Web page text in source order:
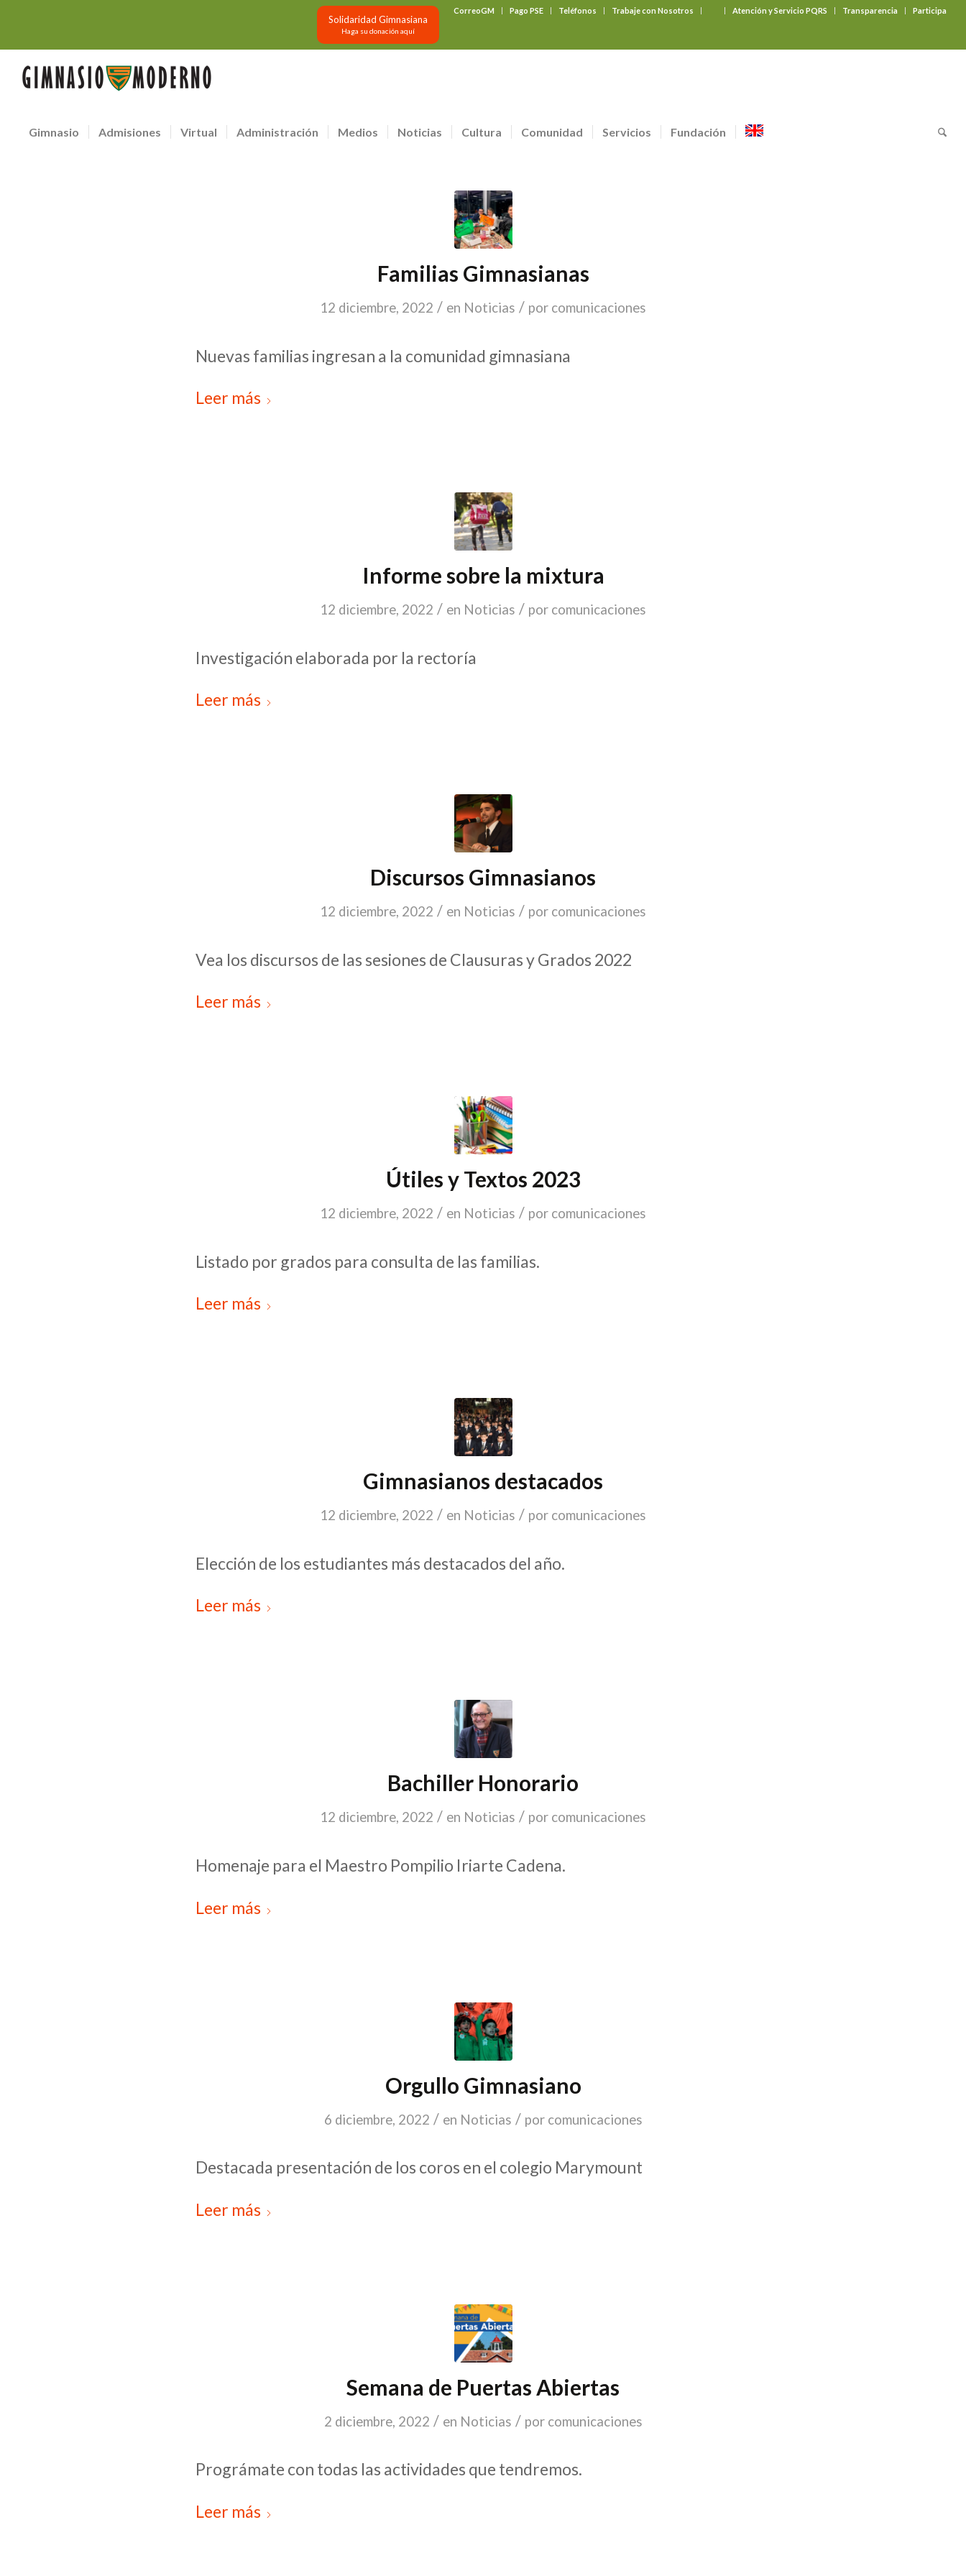
CorreoGM Pago PSE Teléfonos Trabaje con Nosotros Atención y Servicio PQRS Transparencia Participa
Solidaridad Gimnasiana
Haga su donación aquí
Gimnasio Admisiones Virtual Administración Medios Noticias Cultura Comunidad Servicios Fundación
Familias Gimnasianas
12 diciembre, 2022 / en Noticias / por comunicaciones
Nuevas familias ingresan a la comunidad gimnasiana
Leer más
Informe sobre la mixtura
12 diciembre, 2022 / en Noticias / por comunicaciones
Investigación elaborada por la rectoría
Leer más
Discursos Gimnasianos
12 diciembre, 2022 / en Noticias / por comunicaciones
Vea los discursos de las sesiones de Clausuras y Grados 2022
Leer más
Útiles y Textos 2023
12 diciembre, 2022 / en Noticias / por comunicaciones
Listado por grados para consulta de las familias.
Leer más
Gimnasianos destacados
12 diciembre, 2022 / en Noticias / por comunicaciones
Elección de los estudiantes más destacados del año.
Leer más
Bachiller Honorario
12 diciembre, 2022 / en Noticias / por comunicaciones
Homenaje para el Maestro Pompilio Iriarte Cadena.
Leer más
Orgullo Gimnasiano
6 diciembre, 2022 / en Noticias / por comunicaciones
Destacada presentación de los coros en el colegio Marymount
Leer más
Semana de Puertas Abiertas
2 diciembre, 2022 / en Noticias / por comunicaciones
Prográmate con todas las actividades que tendremos.
Leer más